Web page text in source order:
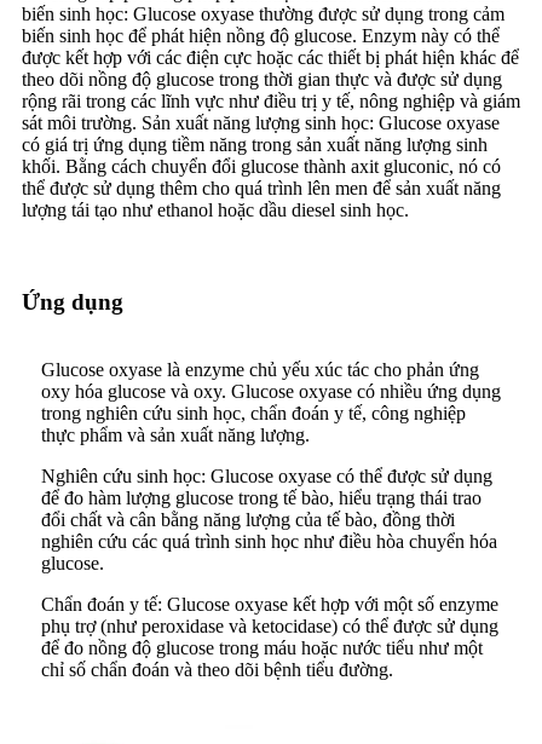
biến sinh học: Glucose oxyase thường được sử dụng trong cảm
biến sinh học để phát hiện nồng độ glucose. Enzym này có thể
được kết hợp với các điện cực hoặc các thiết bị phát hiện khác để
theo dõi nồng độ glucose trong thời gian thực và được sử dụng
rộng rãi trong các lĩnh vực như điều trị y tế, nông nghiệp và giám
sát môi trường. Sản xuất năng lượng sinh học: Glucose oxyase
có giá trị ứng dụng tiềm năng trong sản xuất năng lượng sinh
khối. Bằng cách chuyển đổi glucose thành axit gluconic, nó có
thể được sử dụng thêm cho quá trình lên men để sản xuất năng
lượng tái tạo như ethanol hoặc dầu diesel sinh học.
Ứng dụng
Glucose oxyase là enzyme chủ yếu xúc tác cho phản ứng
oxy hóa glucose và oxy. Glucose oxyase có nhiều ứng dụng
trong nghiên cứu sinh học, chẩn đoán y tế, công nghiệp
thực phẩm và sản xuất năng lượng.
Nghiên cứu sinh học: Glucose oxyase có thể được sử dụng
để đo hàm lượng glucose trong tế bào, hiểu trạng thái trao
đổi chất và cân bằng năng lượng của tế bào, đồng thời
nghiên cứu các quá trình sinh học như điều hòa chuyển hóa
glucose.
Chẩn đoán y tế: Glucose oxyase kết hợp với một số enzyme
phụ trợ (như peroxidase và ketocidase) có thể được sử dụng
để đo nồng độ glucose trong máu hoặc nước tiểu như một
chỉ số chẩn đoán và theo dõi bệnh tiểu đường.